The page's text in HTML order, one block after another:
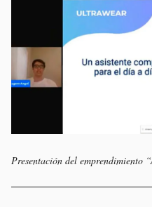
Presentación del emprendimiento